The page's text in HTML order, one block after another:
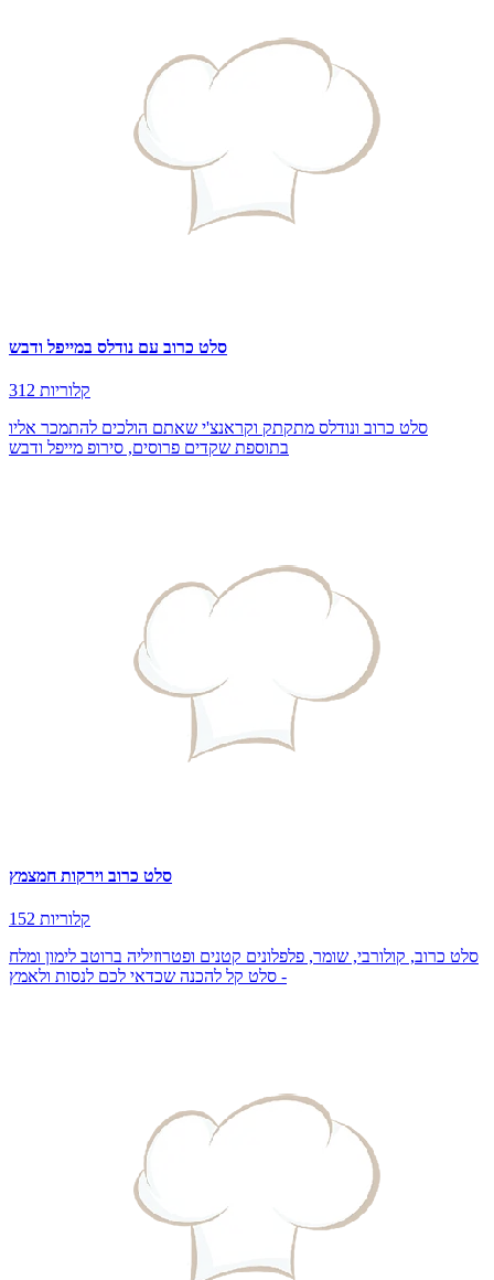
סלט כרוב עם נודלס במייפל ודבש
312 קלוריות
סלט כרוב ונודלס מתקתק וקראנצ'י שאתם הולכים להתמכר אליו
בתוספת שקדים פרוסים, סירופ מייפל ודבש
סלט כרוב וירקות חמצמץ
152 קלוריות
סלט כרוב, קולורבי, שומר, פלפלונים קטנים ופטרוזיליה ברוטב לימון ומלח
- סלט קל להכנה שכדאי לכם לנסות ולאמץ